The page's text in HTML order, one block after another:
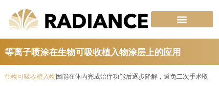
容
等离子喷涂在生物可吸收植入物涂层上的应用
生物可吸收植入物 因能在体内完成治疗功能后逐步降解，避免二次手术取